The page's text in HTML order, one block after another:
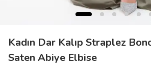
Kadın Dar Kalıp Straplez
Saten Abiye Elbise